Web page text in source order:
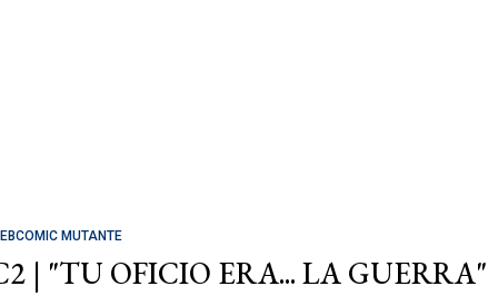
MUTANTE
| "TU OFICIO ERA... LA GUERRA"